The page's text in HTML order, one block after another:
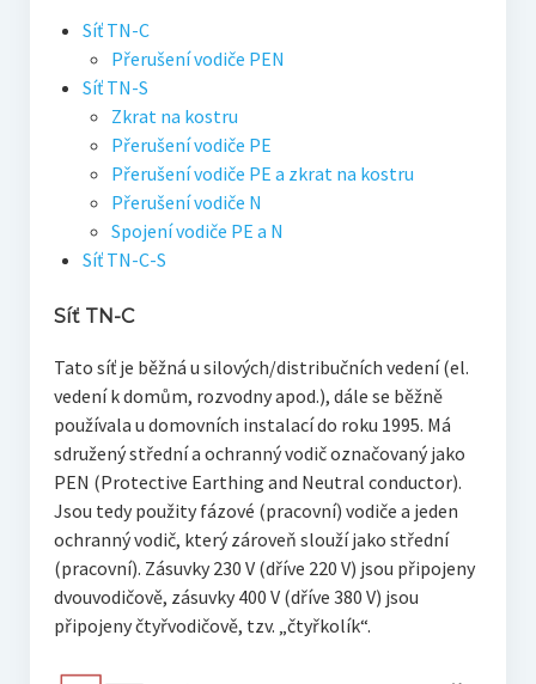
Síť TN-C
Přerušení vodiče PEN
Síť TN-S
Zkrat na kostru
Přerušení vodiče PE
Přerušení vodiče PE a zkrat na kostru
Přerušení vodiče N
Spojení vodiče PE a N
Síť TN-C-S
Síť TN-C
Tato síť je běžná u silových/distribučních vedení (el.
vedení k domům, rozvodny apod.), dále se běžně
používala u domovních instalací do roku 1995. Má
sdružený střední a ochranný vodič označovaný jako
PEN (Protective Earthing and Neutral conductor).
Jsou tedy použity fázové (pracovní) vodiče a jeden
ochranný vodič, který zároveň slouží jako střední
(pracovní). Zásuvky 230 V (dříve 220 V) jsou připojeny
dvouvodičově, zásuvky 400 V (dříve 380 V) jsou
připojeny čtyřvodičově, tzv. „čtyřkolík“.